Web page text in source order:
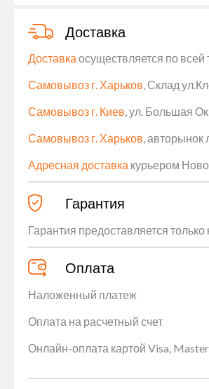
Доставка
Доставка осуществляется по
Самовывоз г. Харьков , Склад
Самовывоз г. Киев , ул. Большая
Самовывоз г. Харьков ,
Адресная доставка курьером
Гарантия
Гарантия предоставляется только
Оплата
Наложенный платеж
Оплата на расчетный счет
Онлайн-оплата картой Visa,